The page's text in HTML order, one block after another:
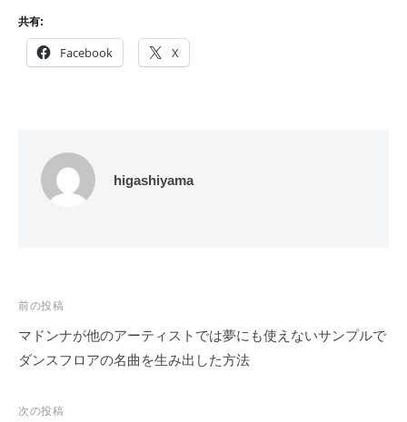
共有:
Facebook X
higashiyama
投
稿
ナ
ゲ
前の投稿
マドンナが他のアーティストでは夢にも使えないサンプルで
ダンスフロアの名曲を生み出した方法
次の投稿